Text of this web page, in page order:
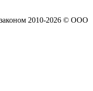
2010-2026 © ООО